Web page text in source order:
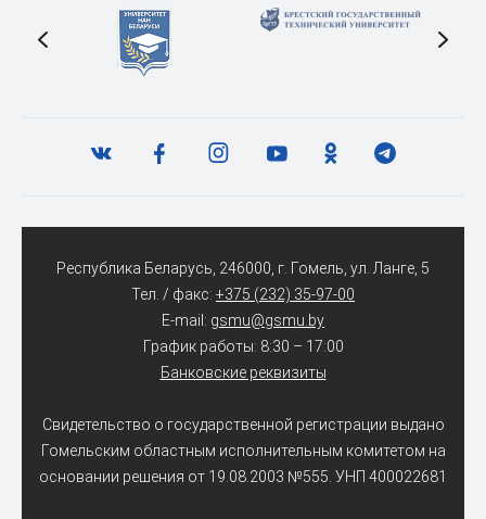
Республика Беларусь, 246000, г. Гомель, ул. Ланге, 5
Тел. / факс: +375 (232) 35-97-00
E-mail: gsmu@gsmu.by
График работы: 8:30 – 17:00
Банковские реквизиты
Свидетельство о государственной регистрации выдано
Гомельским областным исполнительным комитетом на
основании решения от 19.08.2003 №555. УНП 400022681